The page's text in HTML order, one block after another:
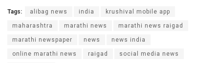
Tags: alibag news india krushival mobile app
maharashtra marathi news marathi news raigad
marathi newspaper news news india
online marathi news raigad social media news